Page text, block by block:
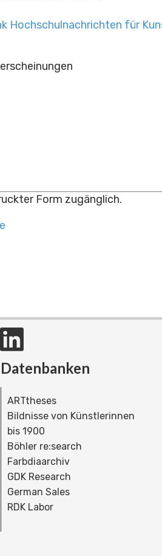
Hochschulnachrichten für
Form zugänglich.
Datenbanken
ARTtheses
Bildnisse von Künstlerinnen
bis 1900
Böhler re:search
Farbdiaarchiv
GDK Research
German Sales
RDK Labor